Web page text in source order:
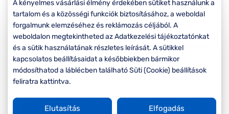
minden
szemüvegekre
Seen Belépőár
ajánlat
Rendezés
A kényelmes vásárlási élmény érdekében sütiket használunk a
tartalom és a közösségi funkciók biztosításához, a weboldal
forgalmunk elemzéséhez és reklámozás céljából. A
weboldalon megtekintheted az Adatkezelési tájékoztatónkat
és a sütik használatának részletes leírását. A sütikkel
kapcsolatos beállításaidat a későbbiekben bármikor
módosíthatod a láblécben található Süti (Cookie) beállítások
feliratra kattintva.
Elutasítás Elfogadás